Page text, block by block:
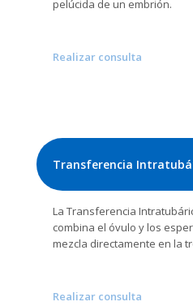
pelúcida de un embrión.
Realizar consulta
Transferencia
La Transferencia
combina el óvulo y los
mezcla directamente en la
Realizar consulta